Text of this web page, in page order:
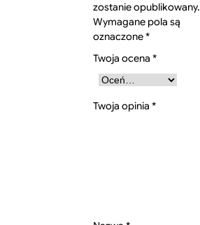
zostanie opublikowany.
Wymagane pola są
oznaczone*
Twoja ocena*
Twoja opinia*